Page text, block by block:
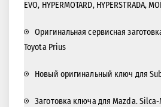
EVO, HYPERMOTARD, HYPERSTRADA,
Оригинальная сервисная
Toyota Prius
Новый оригинальный ключ для
Заготовка ключа для Mazda. Silca-